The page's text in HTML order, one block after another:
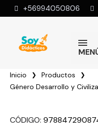
+56994050806
Inicio
Productos
Género Desarrollo y
CÓDIGO